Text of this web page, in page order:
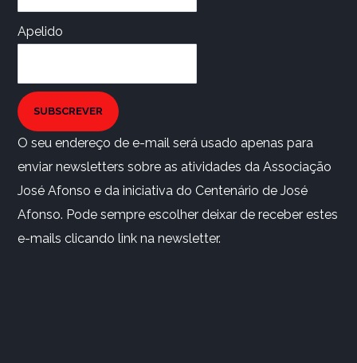
Apelido
SUBSCREVER
O seu endereço de e-mail será usado apenas para
enviar newsletters sobre as atividades da Associação
José Afonso e da iniciativa do Centenário de José
Afonso. Pode sempre escolher deixar de receber estes
e-mails clicando link na newsletter.